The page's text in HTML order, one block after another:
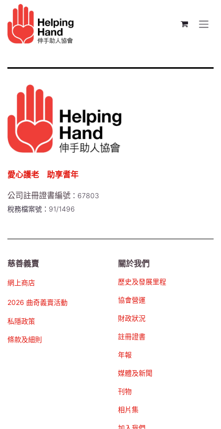
跳至內容
愛心護老 助享耆年
公司註冊證書編號 ：67803
稅務檔案號：91/1496
慈善義賣
網上商店
2026 曲奇義賣活動
私隱政策
條款及細則
關於我們
歷史及發展里程
協會營運
財政狀況
註冊證書
年報
媒體及新聞
刊物
相片集